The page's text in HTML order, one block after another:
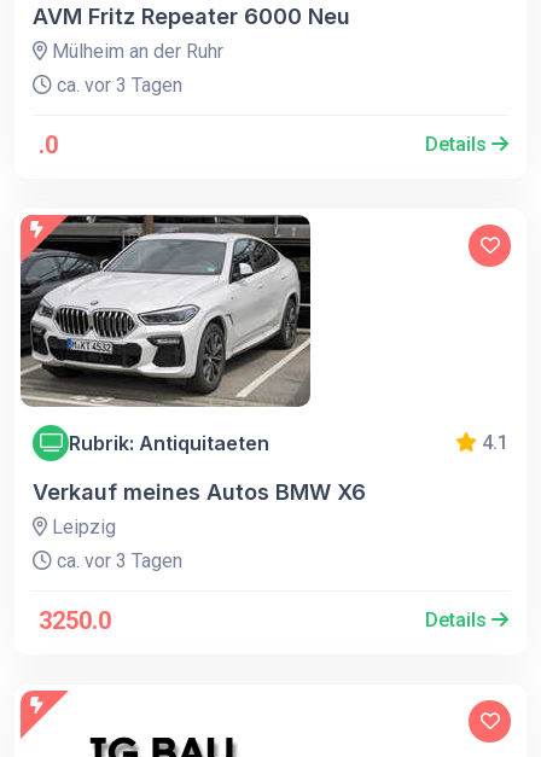
AVM Fritz Repeater 6000 Neu
Mülheim an der Ruhr
ca. vor 3 Tagen
.0 Details
Rubrik: Antiquitaeten 4.1
Verkauf meines Autos BMW X6
Leipzig
ca. vor 3 Tagen
3250.0 Details